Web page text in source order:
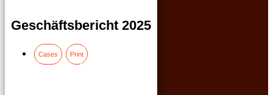
Geschäftsbericht 2025
Cases Print